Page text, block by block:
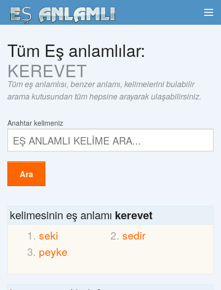
Tüm Eş anlamlılar:
KEREVET
Tüm eş anlamlısı, benzer anlamı, kelimelerini bulabilir
arama kutusundan tüm hepsine arayarak ulaşabilirsiniz.
Anahtar kelimeniz
Ara
kelimesinin eş anlamı kerevet
seki
sedir
peyke